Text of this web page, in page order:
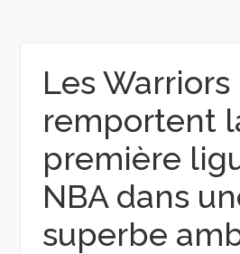
Les Warriors
remportent
première
NBA dans
superbe